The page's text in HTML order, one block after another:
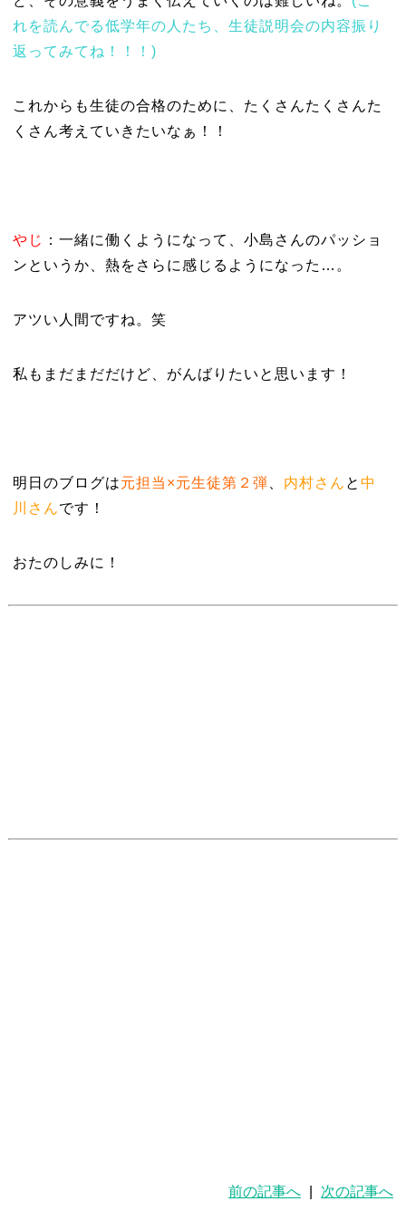
れを読んでる低学年の人たち、生徒説明会の内容振り
返ってみてね！！！)
これからも生徒の合格のために、たくさんたくさんた
くさん考えていきたいなぁ！！
やじ ：一緒に働くようになって、小島さんのパッショ
ンというか、熱をさらに感じるようになった…。
アツい人間ですね。笑
私もまだまだだけど、がんばりたいと思います！
明日のブログは元担当×元生徒第２弾 内村さん と 中
川さんです！
おたのしみに！
前の記事へ 次の記事へ